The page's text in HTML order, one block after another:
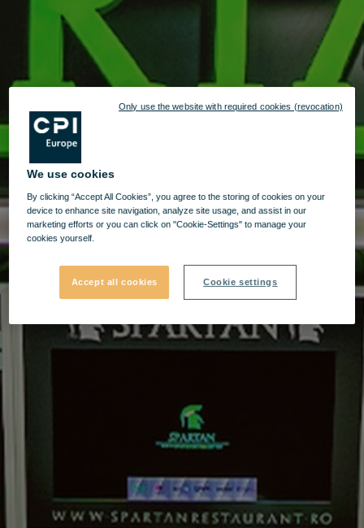
We use cookies
By clicking “Accept All Cookies”, you agree to the storing of cookies on your
device to enhance site navigation, analyze site usage, and assist in our
marketing efforts or you can click on "Cookie-Settings" to manage your
cookies yourself.
Accept all cookies Cookie settings
Only use the website with required cookies (revocation)